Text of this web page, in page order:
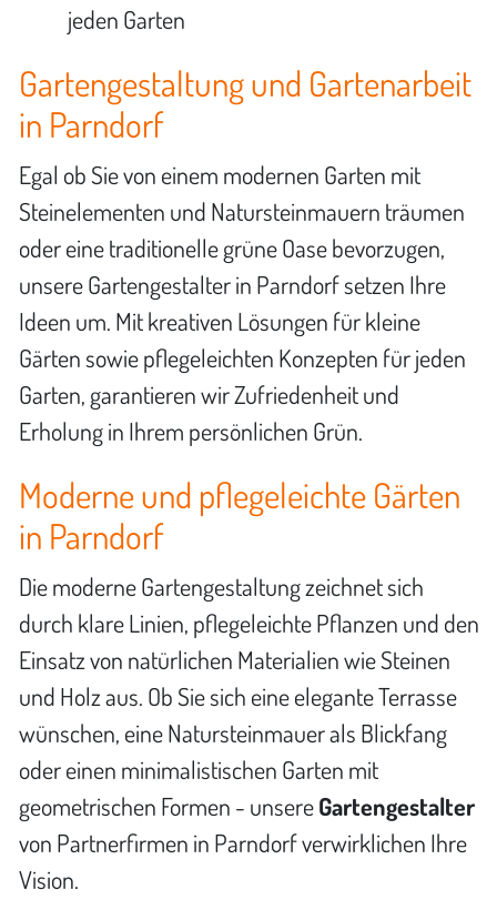
jeden Garten
Gartengestaltung und Gartenarbeit
in Parndorf
Egal ob Sie von einem modernen Garten mit
Steinelementen und Natursteinmauern träumen
oder eine traditionelle grüne Oase bevorzugen,
unsere Gartengestalter in Parndorf setzen Ihre
Ideen um. Mit kreativen Lösungen für kleine
Gärten sowie pflegeleichten Konzepten für jeden
Garten, garantieren wir Zufriedenheit und
Erholung in Ihrem persönlichen Grün.
Moderne und pflegeleichte Gärten
in Parndorf
Die moderne Gartengestaltung zeichnet sich
durch klare Linien, pflegeleichte Pflanzen und den
Einsatz von natürlichen Materialien wie Steinen
und Holz aus. Ob Sie sich eine elegante Terrasse
wünschen, eine Natursteinmauer als Blickfang
oder einen minimalistischen Garten mit
geometrischen Formen - unsereGartengestalter
von Partnerfirmen in Parndorf verwirklichen Ihre
Vision.